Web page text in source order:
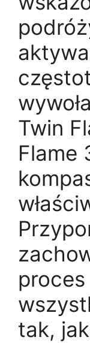
Twin
Flame
tak,